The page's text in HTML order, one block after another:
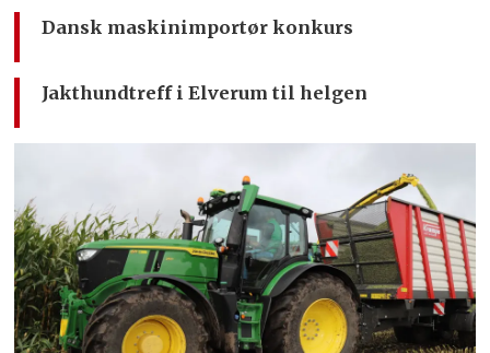
Dansk maskinimportør konkurs
Jakthundtreff i Elverum til helgen